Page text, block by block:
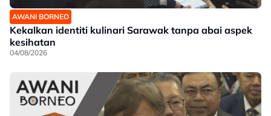
AWANI BORNEO
Kekalkan identiti kulinari Sarawak tanpa abai aspek
kesihatan
04/08/2026